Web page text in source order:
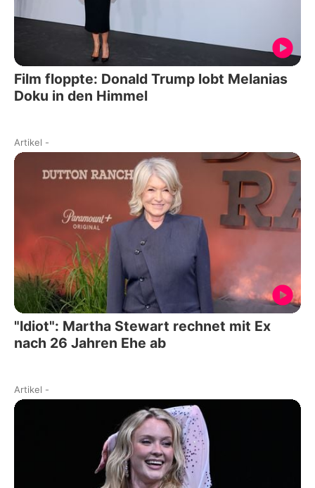
Film floppte: Donald Trump lobt Melanias
Doku in den Himmel
Artikel -
"Idiot": Martha Stewart rechnet mit Ex
nach 26 Jahren Ehe ab
Artikel -